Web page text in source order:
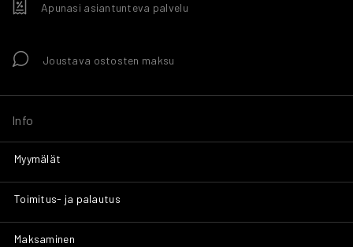
Apunasi asiantunteva palvelu
Joustava ostosten maksu
Info
Myymälät
Toimitus- ja palautus
Maksaminen